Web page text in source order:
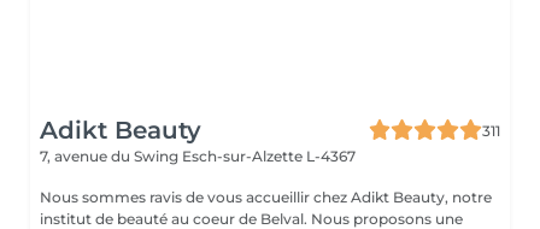
Adikt Beauty
311
7, avenue du Swing Esch-sur-Alzette L-4367
Nous sommes ravis de vous accueillir chez Adikt Beauty, notre
institut de beauté au coeur de Belval. Nous proposons une